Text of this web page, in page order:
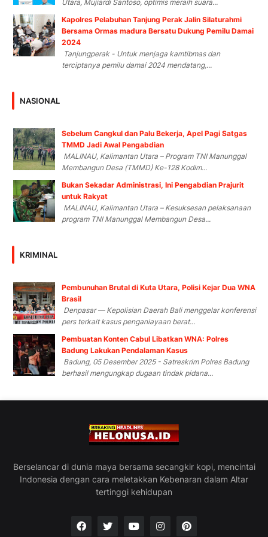
Utara, Mujiardi Santoso, optimis meraih suara...
Kapolres Pelabuhan Tanjung Perak Jalin Silaturahmi
Bersama Ormas madura Bersatu Dukung Pemilu Damai
2024
Tanjungperak - Untuk menjaga kamtibmas dan
terciptanya pemilu damai 2024 mendatang,...
NASIONAL
Sebelum Cangkul dan Palu Bekerja, Apel Pagi Satgas
TMMD Jadi Awal Pengabdian
MALINAU, Kalimantan Utara – Program TNI Manunggal
Membangun Desa (TMMD) Ke-128 Kodim...
Bukan Sekadar Administrasi, Ini Pengabdian Prajurit
untuk Rakyat
MALINAU, Kalimantan Utara – Kesuksesan pelaksanaan
program TNI Manunggal Membangun Desa...
KRIMINAL
Pembunuhan Brutal di Kuta Utara, Polisi Kejar Dua WNA
Brasil
Denpasar — Kepolisian Daerah Bali menggelar konferensi
pers terkait kasus penganiayaan berat...
Pembuatan Konten Cabul Libatkan WNA: Polres
Badung Lakukan Pendalaman Kasus
Badung, 05 Desember 2025 - Satreskrim Polres Badung
berhasil mengungkap dugaan tindak pidana...
Berselancar di dunia maya bersama secangkir kopi, mencintai
Indonesia dengan cara meletakkan Kebenaran dalam Altar
tertinggi kehidupan